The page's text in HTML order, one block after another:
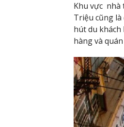
Khu vực nhà
Triệu cũng
hút du khách
hàng và